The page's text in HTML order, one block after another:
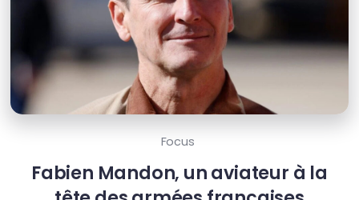
Focus
Fabien Mandon, un aviateur à la